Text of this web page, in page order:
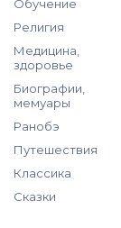
Обучение
Религия
Медицина,
здоровье
Биографии,
мемуары
Ранобэ
Путешествия
Классика
Сказки